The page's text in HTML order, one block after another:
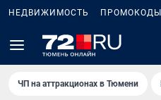
НЕДВИЖИМОСТЬ ПРОМОКОДЫ
ЧП на аттракционах в Тюмени